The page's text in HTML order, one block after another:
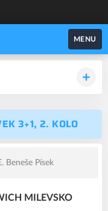
MENU
3+1, 2. KOLO
Beneše Písek
MILEVSKO